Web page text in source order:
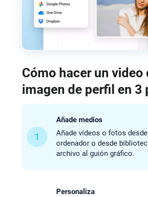
Cómo hacer un video
imagen de perfil en 3
1
Añade medios
Añade vídeos o fotos
ordenador o desde
archivo al guión gráfico.
Personaliza